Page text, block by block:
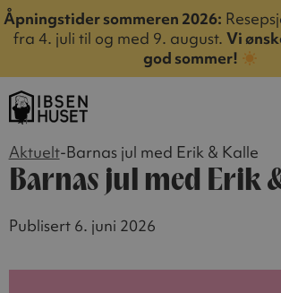
Åpningstider sommeren 2026:
fra 4. juli til og med 9. august. Vi
god sommer!
Aktuelt-Barnas jul med Erik & Kalle
Barnas jul med Erik
Publisert 6. juni 2026